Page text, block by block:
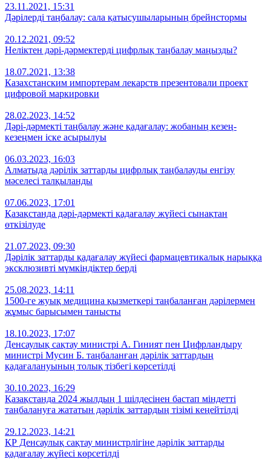
23.11.2021, 15:31
Дәрілерді таңбалау: сала қатысушыларының брейнстормы
20.12.2021, 09:52
Неліктен дәрі-дәрмектерді цифрлық таңбалау маңызды?
18.07.2021, 13:38
Казахстанским импортерам лекарств презентовали проект
цифровой маркировки
28.02.2023, 14:52
Дәрі-дәрмекті таңбалау және қадағалау: жобаның кезең-
кезеңмен іске асырылуы
06.03.2023, 16:03
Алматыда дәрілік заттарды цифрлық таңбалауды енгізу
мәселесі талқыланды
07.06.2023, 17:01
Қазақстанда дәрі-дәрмекті қадағалау жүйесі сынақтан
өткізілуде
21.07.2023, 09:30
Дәрілік заттарды қадағалау жүйесі фармацевтикалық нарыққа
эксклюзивті мүмкіндіктер берді
25.08.2023, 14:11
1500-ге жуық медицина қызметкері таңбаланған дәрілермен
жұмыс барысымен танысты
18.10.2023, 17:07
Денсаулық сақтау министрі А. Гиният пен Цифрландыру
министрі Мусин Б. таңбаланған дәрілік заттардың
қадағалануының толық тізбегі көрсетілді
30.10.2023, 16:29
Қазақстанда 2024 жылдың 1 шілдесінен бастап міндетті
таңбалануға жататын дәрілік заттардың тізімі кеңейтілді
29.12.2023, 14:21
ҚР Денсаулық сақтау министрлігіне дәрілік заттарды
қадағалау жүйесі көрсетілді